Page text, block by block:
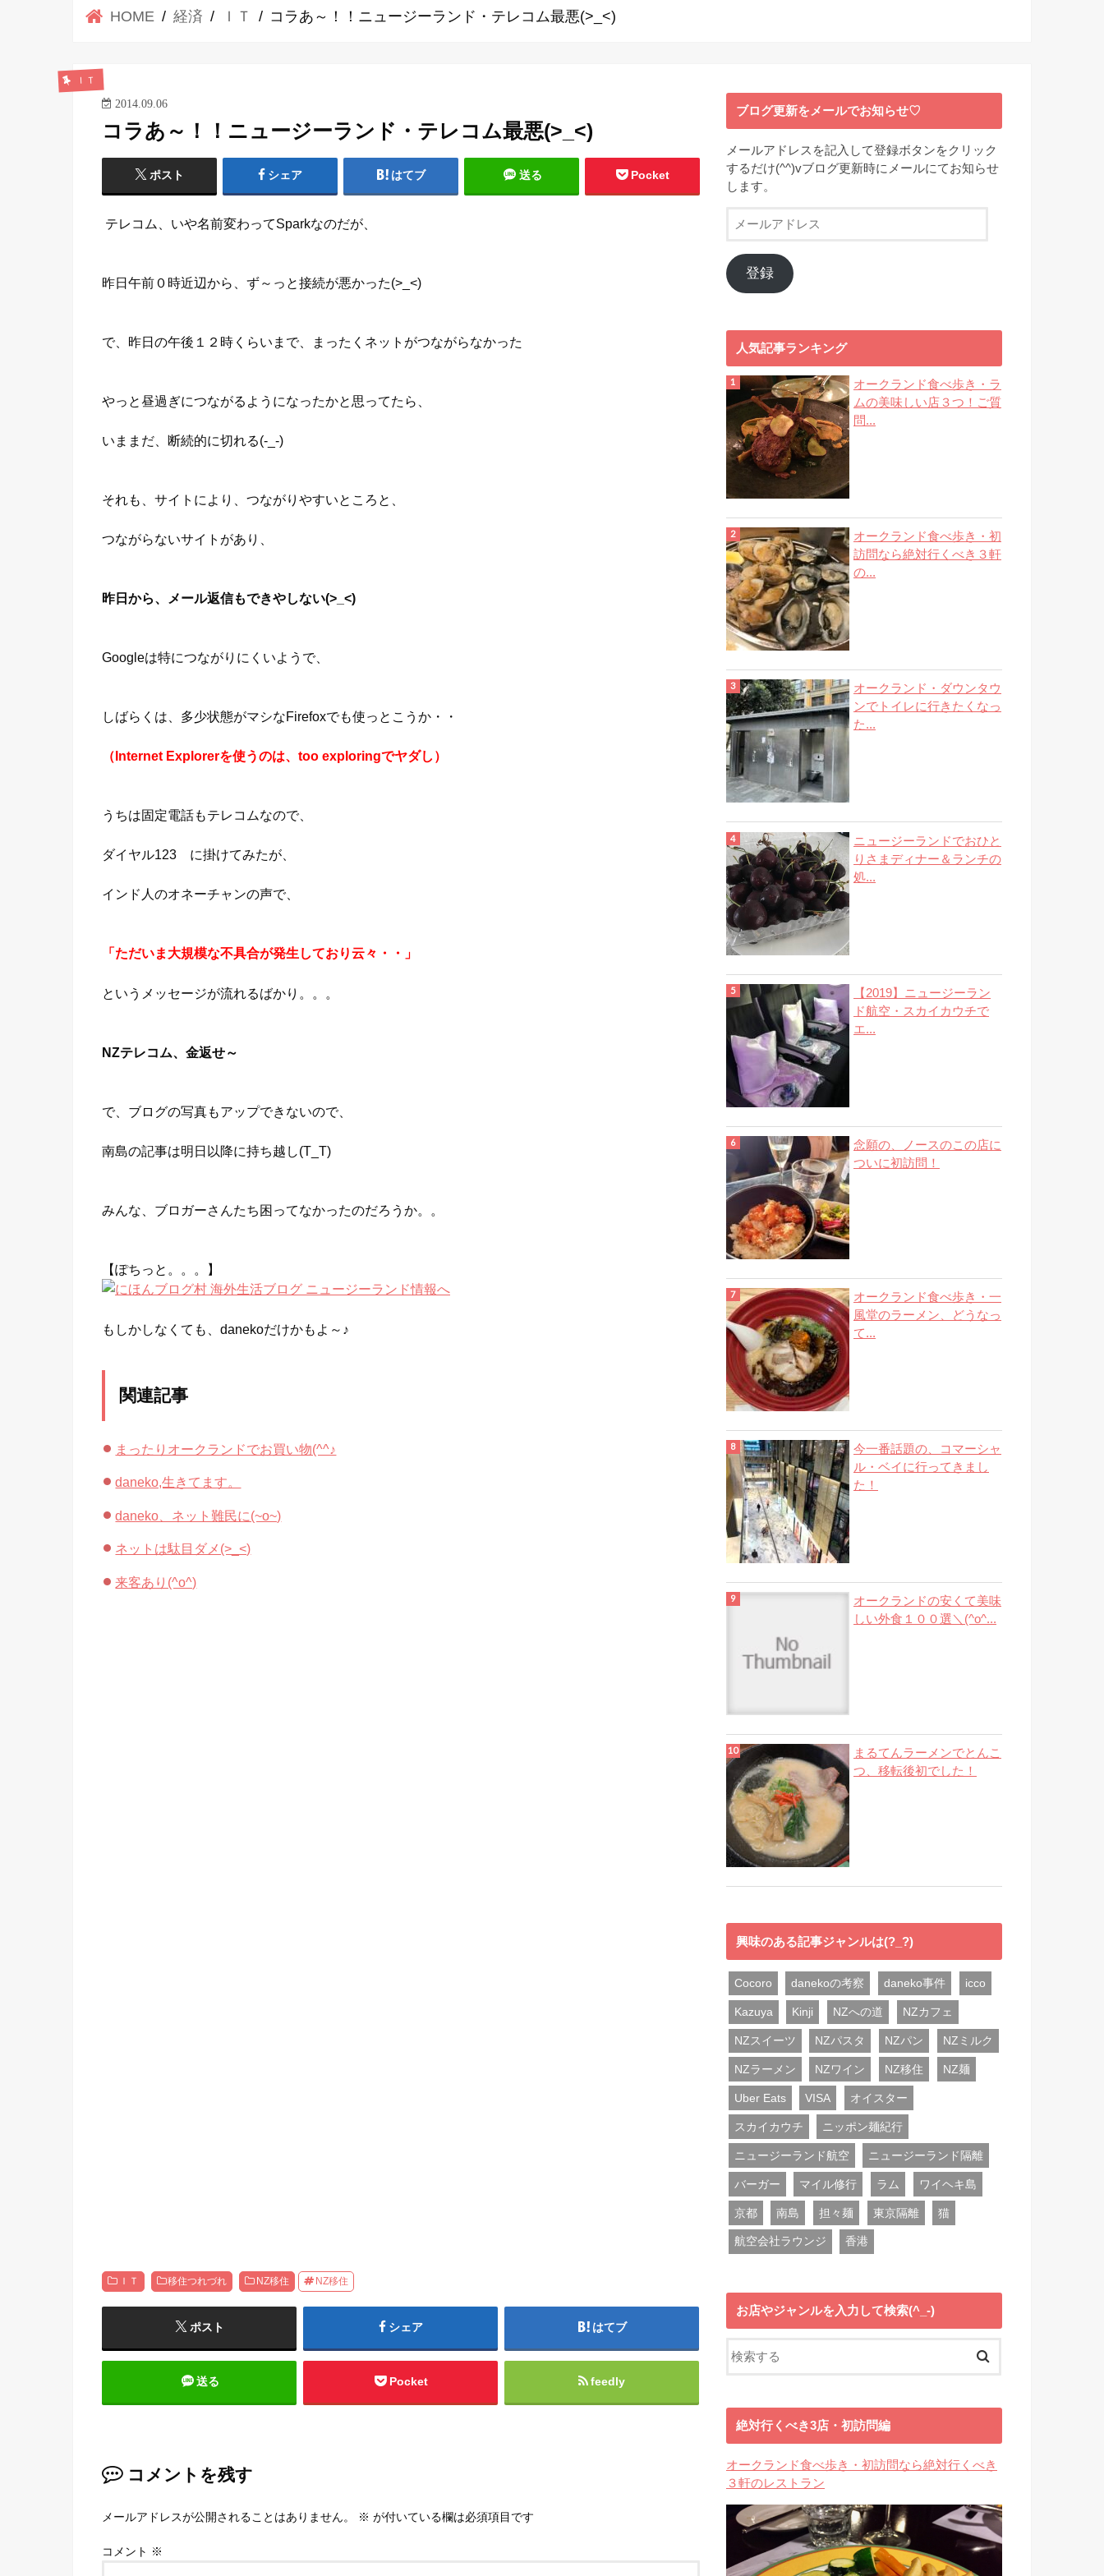
HOME 経済 ＩＴ コラあ～！！ニュージーランド・テレコム最悪(>_<)
ＩＴ
2014.09.06
コラあ～！！ニュージーランド・テレコム最悪(>_<)
ポスト シェア はてブ 送る Pocket
テレコム、いや名前変わってSparkなのだが、
昨日午前０時近辺から、ず～っと接続が悪かった(>_<)
で、昨日の午後１２時くらいまで、まったくネットがつながらなかった
やっと昼過ぎにつながるようになったかと思ってたら、
いままだ、断続的に切れる(-_-)
それも、サイトにより、つながりやすいところと、
つながらないサイトがあり、
昨日から、メール返信もできやしない(>_<)
Googleは特につながりにくいようで、
しばらくは、多少状態がマシなFirefoxでも使っとこうか・・
（Internet Explorerを使うのは、too exploringでヤダし）
うちは固定電話もテレコムなので、
ダイヤル123 に掛けてみたが、
インド人のオネーチャンの声で、
「ただいま大規模な不具合が発生しており云々・・」
というメッセージが流れるばかり。。。
NZテレコム、金返せ～
で、ブログの写真もアップできないので、
南島の記事は明日以降に持ち越し(T_T)
みんな、ブロガーさんたち困ってなかったのだろうか。。
【ぽちっと。。。】
もしかしなくても、danekoだけかもよ～♪
関連記事
まったりオークランドでお買い物(^^♪
daneko,生きてます。
daneko、ネット難民に(~o~)
ネットは駄目ダメ(>_<)
来客あり(^o^)
ＩＴ 移住つれづれ NZ移住 NZ移住
ポスト シェア はてブ
送る Pocket feedly
コメントを残す
メールアドレスが公開されることはありません。 ※ が付いている欄は必須項目です
コメント ※
ブログ更新をメールでお知らせ♡
メールアドレスを記入して登録ボタンをクリック
するだけ(^^)vブログ更新時にメールにてお知らせ
します。
ー
ア
ド
登録
人気記事ランキング
オークランド食べ歩き・ラ
ムの美味しい店３つ！ご質
問...
オークランド食べ歩き・初
訪問なら絶対行くべき３軒
の...
オークランド・ダウンタウ
ンでトイレに行きたくなっ
た...
ニュージーランドでおひと
りさまディナー＆ランチの
処...
【2019】ニュージーラン
ド航空・スカイカウチで
エ...
念願の、ノースのこの店に
ついに初訪問！
オークランド食べ歩き・一
風堂のラーメン、どうなっ
て...
今一番話題の、コマーシャ
ル・ベイに行ってきまし
た！
オークランドの安くて美味
しい外食１００選＼(^o^...
まるてんラーメンでとんこ
つ、移転後初でした！
興味のある記事ジャンルは(?_?)
Cocoro danekoの考察 daneko事件 icco
Kazuya Kinji NZへの道 NZカフェ
NZスイーツ NZパスタ NZパン NZミルク
NZラーメン NZワイン NZ移住 NZ麺
Uber Eats VISA オイスター
スカイカウチ ニッポン麺紀行
ニュージーランド航空 ニュージーランド隔離
バーガー マイル修行 ラム ワイヘキ島
京都 南島 担々麺 東京隔離 猫
航空会社ラウンジ 香港
お店やジャンルを入力して検索(^_-)
絶対行くべき3店・初訪問編
オークランド食べ歩き・初訪問なら絶対行くべき
３軒のレストラン